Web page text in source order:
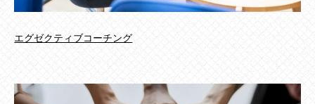
エグゼクティブコーチング